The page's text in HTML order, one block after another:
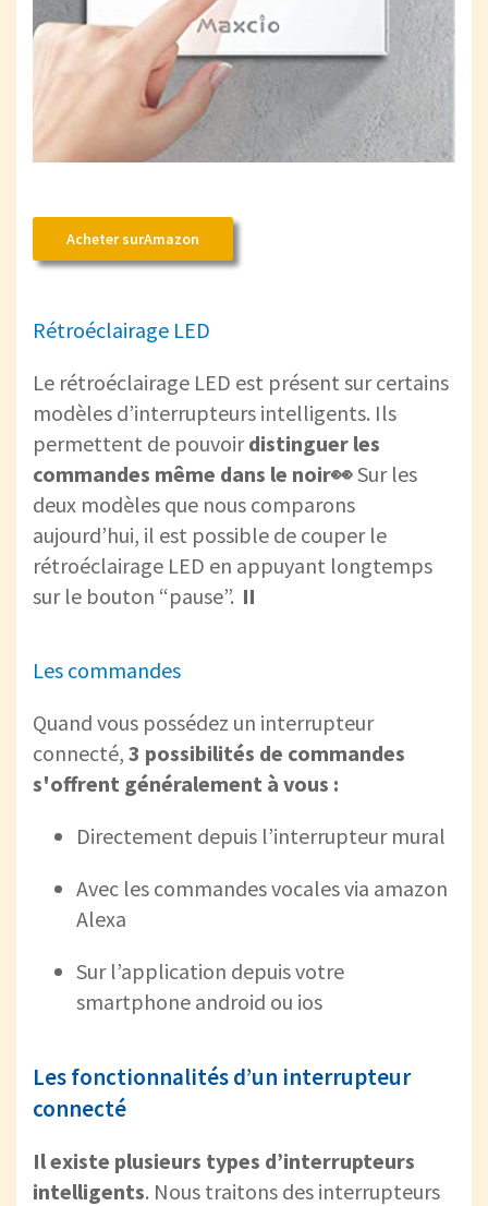
Acheter surAmazon
Rétroéclairage LED
Le rétroéclairage LED est présent sur certains
modèles d’interrupteurs intelligents. Ils
permettent de pouvoirdistinguer les
commandes même dans le noir👀Sur les
deux modèles que nous comparons
aujourd’hui, il est possible de couper le
rétroéclairage LED en appuyant longtemps
sur le bouton “pause”. ⏸
Les commandes
Quand vous possédez un interrupteur
connecté, 3 possibilités de commandes
s'offrent généralement à vous :
Directement depuis l’interrupteur mural
Avec les commandes vocales via amazon
Alexa
Sur l’application depuis votre
smartphone android ou ios
Les fonctionnalités d’un interrupteur
connecté
Il existe plusieurs types d’interrupteurs
intelligents. Nous traitons des interrupteurs